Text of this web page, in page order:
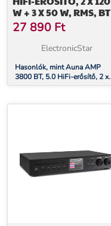
W + 3 X 50 W, RMS, BT
27 890 Ft
ElectronicStar
Hasonlók, mint Auna AMP
3800 BT, 5.0 HiFi-erősítő, 2 x
120 W + 3 x 50 W, RMS, BT